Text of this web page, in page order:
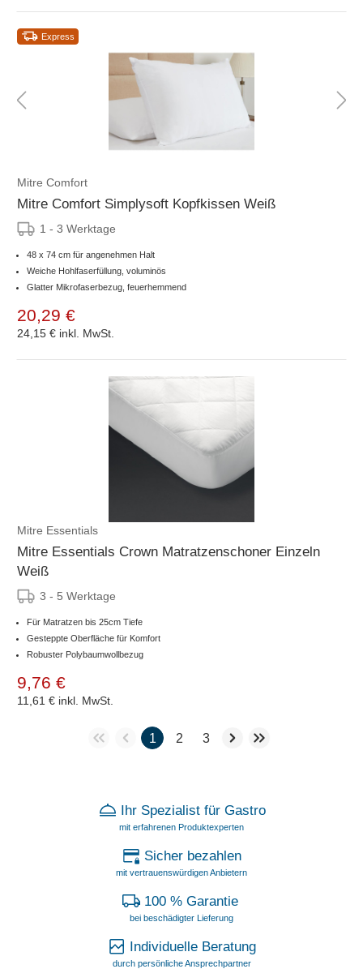
Express
Mitre Comfort
Mitre Comfort Simplysoft Kopfkissen Weiß
1 - 3 Werktage
48 x 74 cm für angenehmen Halt
Weiche Hohlfaserfüllung, voluminös
Glatter Mikrofaserbezug, feuerhemmend
20,29 €
24,15 € inkl. MwSt.
Mitre Essentials
Mitre Essentials Crown Matratzenschoner Einzeln
Weiß
3 - 5 Werktage
Für Matratzen bis 25cm Tiefe
Gesteppte Oberfläche für Komfort
Robuster Polybaumwollbezug
9,76 €
11,61 € inkl. MwSt.
1 2 3
Ihr Spezialist für Gastro
mit erfahrenen Produktexperten
Sicher bezahlen
mit vertrauenswürdigen Anbietern
100 % Garantie
bei beschädigter Lieferung
Individuelle Beratung
durch persönliche Ansprechpartner